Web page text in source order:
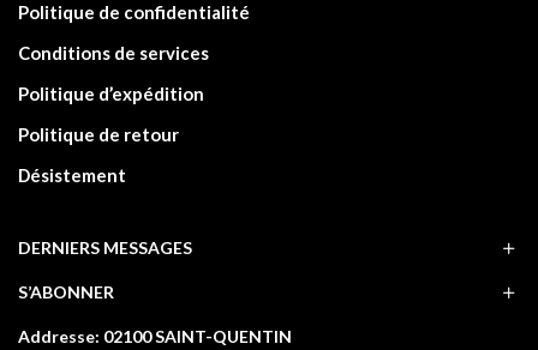
Politique de confidentialité
Conditions de services
Politique d’expédition
Politique de retour
Désistement
DERNIERS MESSAGES
S’ABONNER
Addresse: 02100 SAINT-QUENTIN